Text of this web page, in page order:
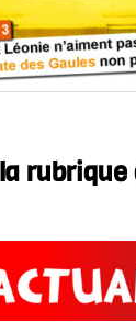
rubrique